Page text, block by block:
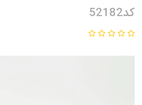
کد52182